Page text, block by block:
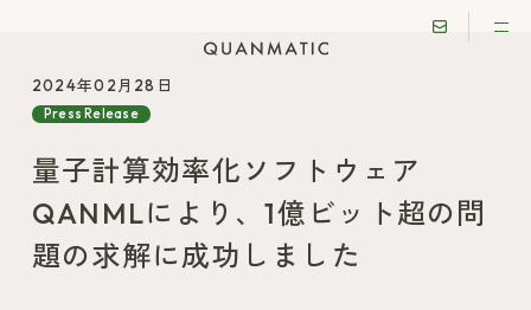
2024年02月28日
Press Release
量子計算効率化ソフトウェア
QANMLにより、1億ビット超の問
題の求解に成功しました